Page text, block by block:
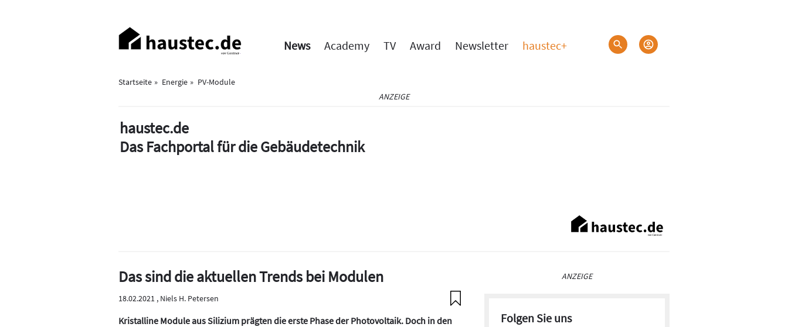
Haupt-
Navigation
News Academy TV Award Newsletter haustec+
Startseite Energie
PV-Module
ANZEIGE
haustec.de
Das Fachportal für die Gebäudetechnik
Das sind die aktuellen Trends bei Modulen
18.02.2021 , Niels H. Petersen
Kristalline Module aus Silizium prägten die erste Phase der Photovoltaik. Doch in den
ANZEIGE
Folgen Sie uns